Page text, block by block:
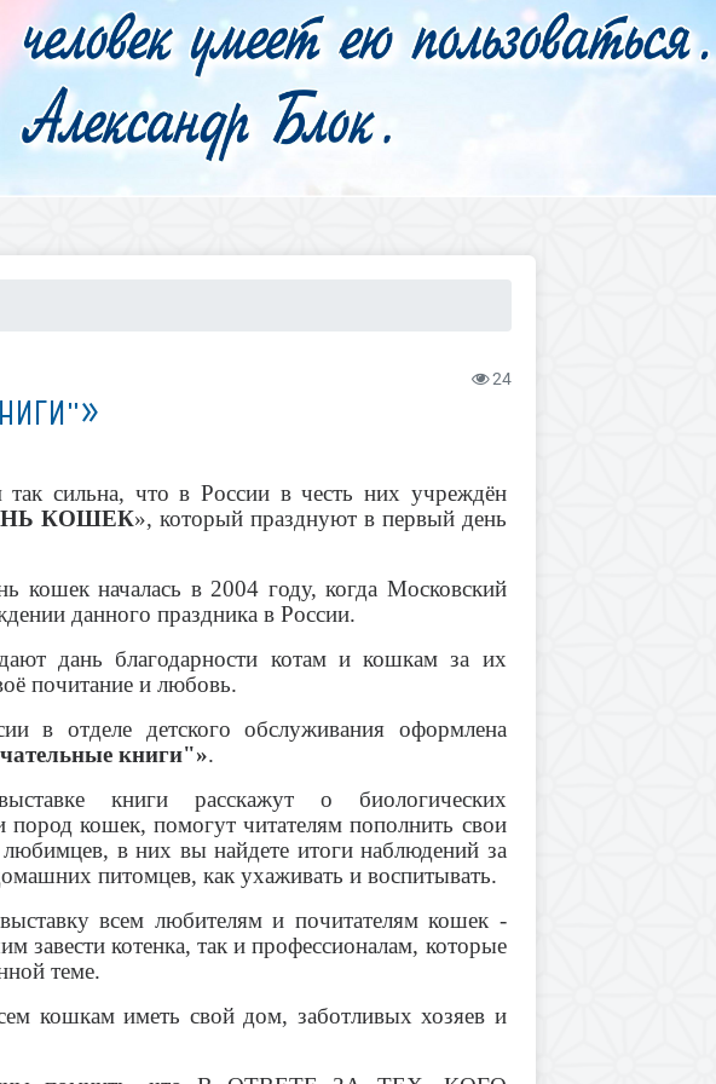
24
сильна, что в России в честь них учреждён
КОШЕК», который празднуют в первый день
кошек началась в 2004 году, когда Московский
данного праздника в России.
дань благодарности котам и кошкам за их
почитание и любовь.
в отделе детского обслуживания оформлена
книги"».
книги расскажут о биологических
пород кошек, помогут читателям пополнить свои
в них вы найдете итоги наблюдений за
питомцев, как ухаживать и воспитывать.
всем любителям и почитателям кошек -
завести котенка, так и профессионалам, которые
теме.
кошкам иметь свой дом, заботливых хозяев и